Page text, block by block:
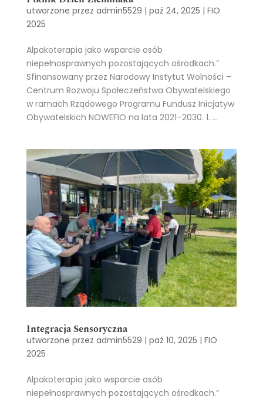
utworzone przez admin5529 | paź 24, 2025 | FIO
2025
Alpakoterapia jako wsparcie osób
niepełnosprawnych pozostających ośrodkach.”
Sfinansowany przez Narodowy Instytut Wolności –
Centrum Rozwoju Społeczeństwa Obywatelskiego
w ramach Rządowego Programu Fundusz Inicjatyw
Obywatelskich NOWEFIO na lata 2021–2030. 1. ...
Integracja Sensoryczna
utworzone przez admin5529 | paź 10, 2025 | FIO
2025
Alpakoterapia jako wsparcie osób
niepełnosprawnych pozostających ośrodkach.”